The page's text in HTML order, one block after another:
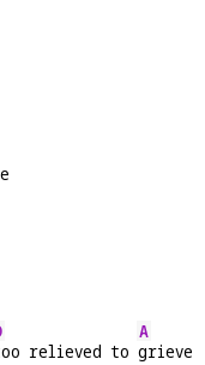
relieved to
A
grieve